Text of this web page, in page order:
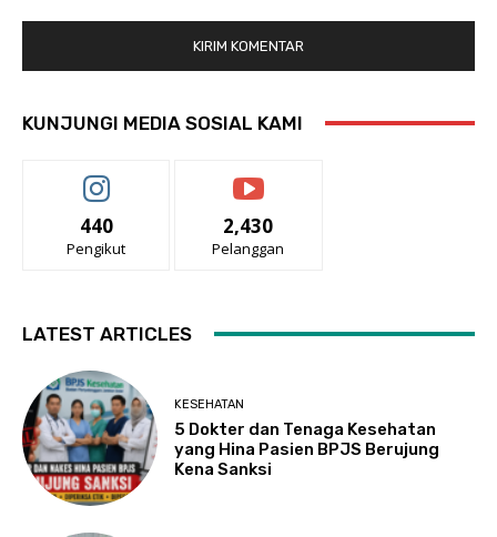
KUNJUNGI MEDIA SOSIAL KAMI
440
Pengikut
2,430
Pelanggan
LATEST ARTICLES
KESEHATAN
5 Dokter dan Tenaga Kesehatan
yang Hina Pasien BPJS Berujung
Kena Sanksi